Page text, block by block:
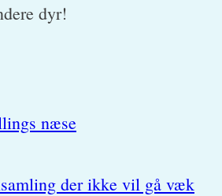
dyr!
næse
der ikke vil gå væk